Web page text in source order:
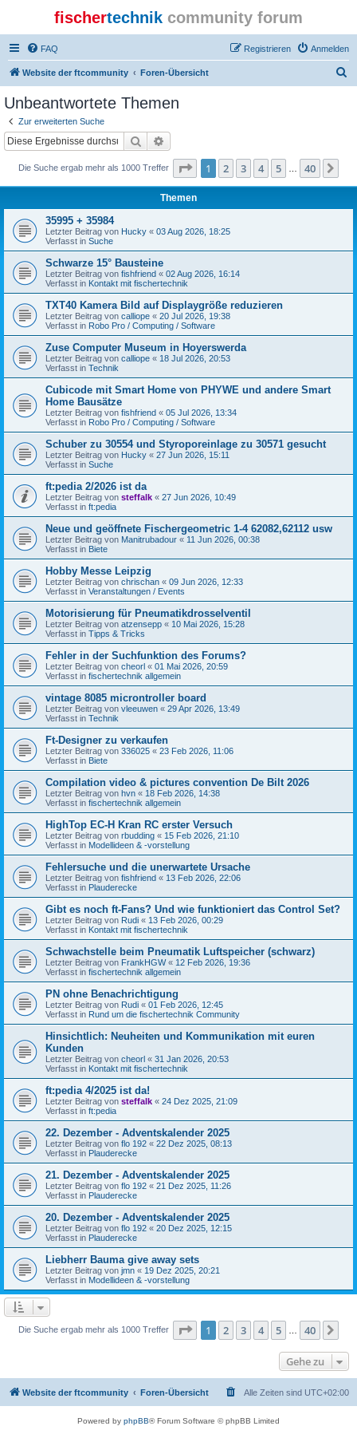
fischertechnik community forum
FAQ Anmelden
Registrieren
Website der ftcommunity Foren-Übersicht
Unbeantwortete Themen
Zur erweiterten Suche
Suche
Die Suche ergab mehr als 1000 Treffer Seite 1von 40
1 2 3 4 5 40
Themen
35995 + 35984
Letzter Beitrag von Hucky « 03 Aug 2026, 18:25
Verfasst in Suche
Schwarze 15° Bausteine
Letzter Beitrag von fishfriend « 02 Aug 2026, 16:14
Verfasst in Kontakt mit fischertechnik
TXT40 Kamera Bild auf Displaygröße reduzieren
Letzter Beitrag von calliope « 20 Jul 2026, 19:38
Verfasst in Robo Pro / Computing / Software
Zuse Computer Museum in Hoyerswerda
Letzter Beitrag von calliope « 18 Jul 2026, 20:53
Verfasst in Technik
Cubicode mit Smart Home von PHYWE und andere Smart
Home Bausätze
Letzter Beitrag von fishfriend « 05 Jul 2026, 13:34
Verfasst in Robo Pro / Computing / Software
Schuber zu 30554 und Styroporeinlage zu 30571 gesucht
Letzter Beitrag von Hucky « 27 Jun 2026, 15:11
Verfasst in Suche
ft:pedia 2/2026 ist da
Letzter Beitrag von steffalk « 27 Jun 2026, 10:49
Verfasst in ft:pedia
Neue und geöffnete Fischergeometric 1-4 62082,62112 usw
Letzter Beitrag von Manitrubadour « 11 Jun 2026, 00:38
Verfasst in Biete
Hobby Messe Leipzig
Letzter Beitrag von chrischan « 09 Jun 2026, 12:33
Verfasst in Veranstaltungen / Events
Motorisierung für Pneumatikdrosselventil
Letzter Beitrag von atzensepp « 10 Mai 2026, 15:28
Verfasst in Tipps & Tricks
Fehler in der Suchfunktion des Forums?
Letzter Beitrag von cheorl « 01 Mai 2026, 20:59
Verfasst in fischertechnik allgemein
vintage 8085 microntroller board
Letzter Beitrag von vleeuwen « 29 Apr 2026, 13:49
Verfasst in Technik
Ft-Designer zu verkaufen
Letzter Beitrag von 336025 « 23 Feb 2026, 11:06
Verfasst in Biete
Compilation video & pictures convention De Bilt 2026
Letzter Beitrag von hvn « 18 Feb 2026, 14:38
Verfasst in fischertechnik allgemein
HighTop EC-H Kran RC erster Versuch
Letzter Beitrag von rbudding « 15 Feb 2026, 21:10
Verfasst in Modellideen & -vorstellung
Fehlersuche und die unerwartete Ursache
Letzter Beitrag von fishfriend « 13 Feb 2026, 22:06
Verfasst in Plauderecke
Gibt es noch ft-Fans? Und wie funktioniert das Control Set?
Letzter Beitrag von Rudi « 13 Feb 2026, 00:29
Verfasst in Kontakt mit fischertechnik
Schwachstelle beim Pneumatik Luftspeicher (schwarz)
Letzter Beitrag von FrankHGW« 12 Feb 2026, 19:36
Verfasst in fischertechnik allgemein
PN ohne Benachrichtigung
Letzter Beitrag von Rudi « 01 Feb 2026, 12:45
Verfasst in Rund um die fischertechnik Community
Hinsichtlich: Neuheiten und Kommunikation mit euren
Kunden
Letzter Beitrag von cheorl « 31 Jan 2026, 20:53
Verfasst in Kontakt mit fischertechnik
ft:pedia 4/2025 ist da!
Letzter Beitrag von steffalk « 24 Dez 2025, 21:09
Verfasst in ft:pedia
22. Dezember - Adventskalender 2025
Letzter Beitrag von flo 192 « 22 Dez 2025, 08:13
Verfasst in Plauderecke
21. Dezember - Adventskalender 2025
Letzter Beitrag von flo 192 « 21 Dez 2025, 11:26
Verfasst in Plauderecke
20. Dezember - Adventskalender 2025
Letzter Beitrag von flo 192 « 20 Dez 2025, 12:15
Verfasst in Plauderecke
Liebherr Bauma give away sets
Letzter Beitrag von jmn « 19 Dez 2025, 20:21
Verfasst in Modellideen & -vorstellung
Die Suche ergab mehr als 1000 Treffer Seite 1von 40
1 2 3 4 5 40
Gehe zu
Website der ftcommunity Foren-Übersicht Alle Zeiten sind UTC+02:00
Powered by phpBB® Forum Software © phpBB Limited